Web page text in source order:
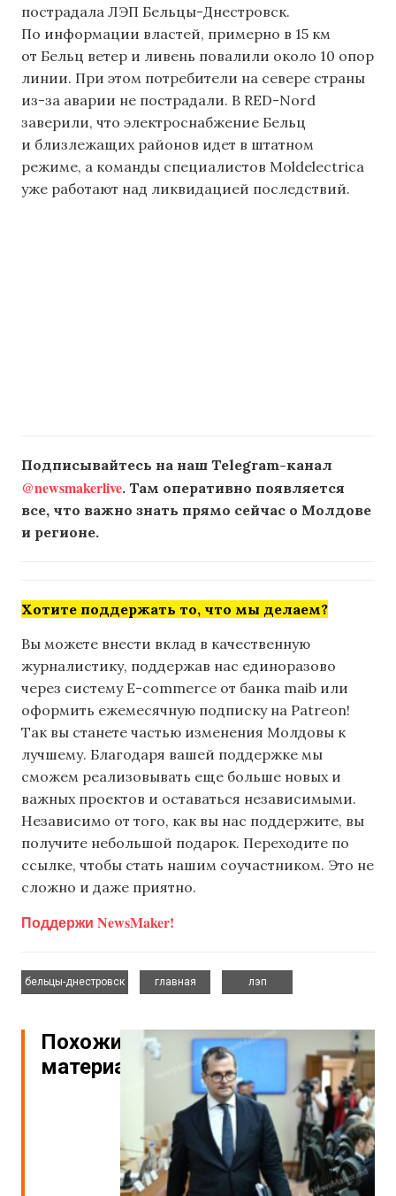
пострадала ЛЭП Бельцы-Днестровск.
По информации властей, примерно в 15 км
от Бельц ветер и ливень повалили около 10 опор
линии. При этом потребители на севере страны
из-за аварии не пострадали. В RED-Nord
заверили, что электроснабжение Бельц
и близлежащих районов идет в штатном
режиме, а команды специалистов Moldelectrica
уже работают над ликвидацией последствий.
Подписывайтесь на наш Telegram-канал
@newsmakerlive. Там оперативно появляется
все, что важно знать прямо сейчас о Молдове
и регионе.
Хотите поддержать то, что мы делаем?
Вы можете внести вклад в качественную
журналистику, поддержав нас единоразово
через систему E-commerce от банка maib или
оформить ежемесячную подписку на Patreon!
Так вы станете частью изменения Молдовы к
лучшему. Благодаря вашей поддержке мы
сможем реализовывать еще больше новых и
важных проектов и оставаться независимыми.
Независимо от того, как вы нас поддержите, вы
получите небольшой подарок. Переходите по
ссылке, чтобы стать нашим соучастником. Это не
сложно и даже приятно.
Поддержи NewsMaker!
бельцы-днестровск
главная
лэп
Похожие
материалы